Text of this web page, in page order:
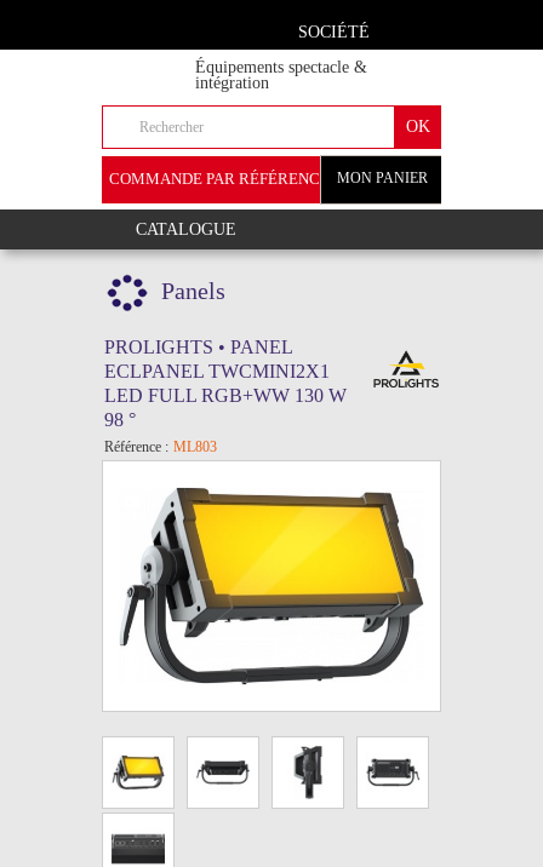
SOCIÉTÉ
Équipements spectacle &
intégration
MON PANIER
COMMANDE PAR RÉFÉRENCE
CATALOGUE
Panels
PROLIGHTS • PANEL
ECLPANEL TWCMINI2X1
LED FULL RGB+WW 130 W
98 °
Référence : ML803